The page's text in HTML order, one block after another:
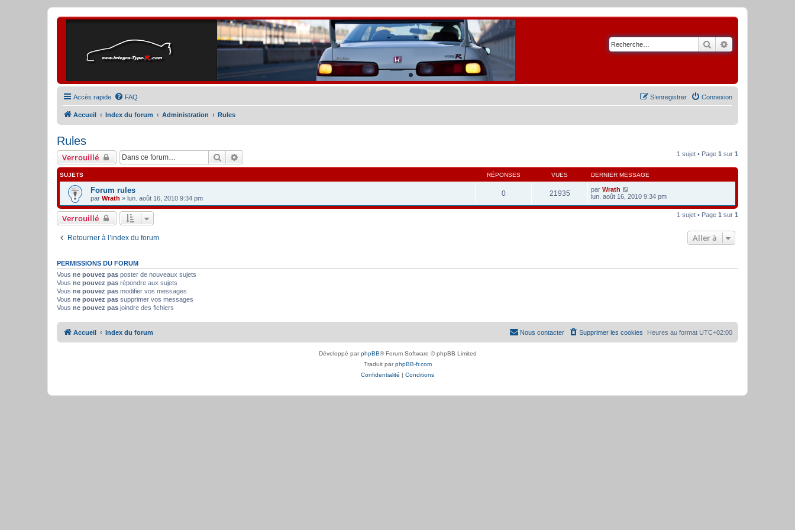
Rechercher
Accès rapide FAQ Connexion
S’enregistrer
Accueil Index du forum Administration Rules
Rules
Verrouillé Rechercher 1 sujet • Page 1 sur 1
SUJETS RÉPONSES VUES DERNIER MESSAGE
Forum rules
par Wrath » lun. août 16, 2010 9:34 pm
0 21935 par Wrath
lun. août 16, 2010 9:34 pm
Verrouillé 1 sujet • Page 1 sur 1
Retourner à l’index du forum Aller à
PERMISSIONS DU FORUM
Vous ne pouvez pas poster de nouveaux sujets
Vous ne pouvez pas répondre aux sujets
Vous ne pouvez pas modifier vos messages
Vous ne pouvez pas supprimer vos messages
Vous ne pouvez pas joindre des fichiers
Accueil Index du forum Heures au format UTC+02:00
Supprimer les cookies
Nous contacter
Développé parphpBB® Forum Software © phpBB Limited
Traduit parphpBB-fr.com
Confidentialité | Conditions